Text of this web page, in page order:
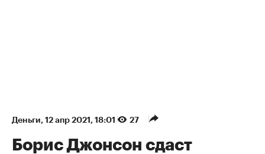
Деньги⁠, 12 апр 2021, 18:01 27
Борис Джонсон сдаст